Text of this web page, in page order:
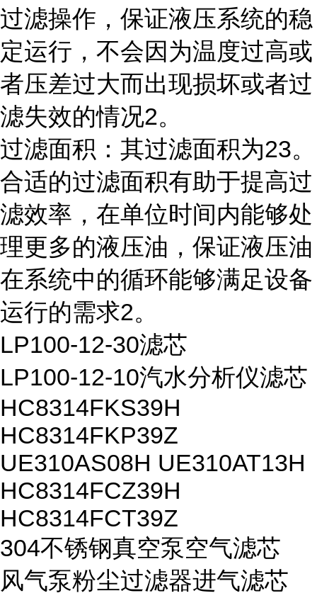
过滤操作，保证液压系统的稳
定运行，不会因为温度过高或
者压差过大而出现损坏或者过
滤失效的情况2。
过滤面积：其过滤面积为23。
合适的过滤面积有助于提高过
滤效率，在单位时间内能够处
理更多的液压油，保证液压油
在系统中的循环能够满足设备
运行的需求2。
LP100-12-30滤芯
LP100-12-10汽水分析仪滤芯
HC8314FKS39H
HC8314FKP39Z
UE310AS08H UE310AT13H
HC8314FCZ39H
HC8314FCT39Z
304不锈钢真空泵空气滤芯
风气泵粉尘过滤器进气滤芯